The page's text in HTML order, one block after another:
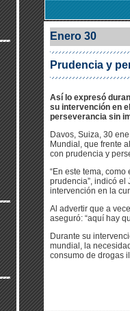
Enero 30
Prudencia y
Así lo expresó
su intervención en
perseverancia sin
Davos, Suiza, 30
Mundial, que frente
con prudencia y
“En este tema,
prudencia”, indicó el
intervención en la
Al advertir que a
aseguró: “aquí hay
Durante su
mundial, la
consumo de drogas